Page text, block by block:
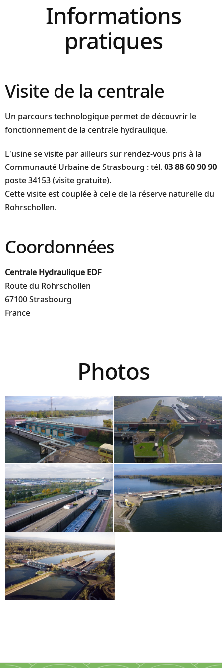
Informations
pratiques
Visite de la centrale
Un parcours technologique permet de découvrir le
fonctionnement de la centrale hydraulique.
L’usine se visite par ailleurs sur rendez-vous pris à la
Communauté Urbaine de Strasbourg : tél.03 88 60 90 90
poste 34153 (visite gratuite).
Cette visite est couplée à celle de la réserve naturelle du
Rohrschollen.
Coordonnées
Centrale Hydraulique EDF
Route du Rohrschollen
67100 Strasbourg
France
Photos